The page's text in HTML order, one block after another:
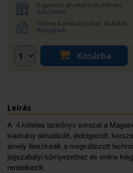
Ingyenes átvétel boltunkban
Részletek
Online bankkártyával, átutalás
Részletek
Kosárba
Leírás
A 4.kötetes tankönyv sorozat a
kiadvány aktualizált, átdolgozott,
amely illeszkedik a megváltozott
jogszabályi környezethez és online
rendelkezik.